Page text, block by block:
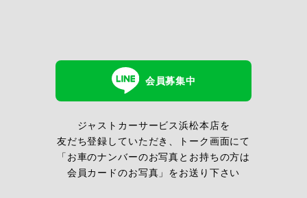
会員募集中
ジャストカーサービス浜松本店を
友だち登録していただき、トーク画面にて
「お車のナンバーのお写真とお持ちの方は
会員カードのお写真」をお送り下さい